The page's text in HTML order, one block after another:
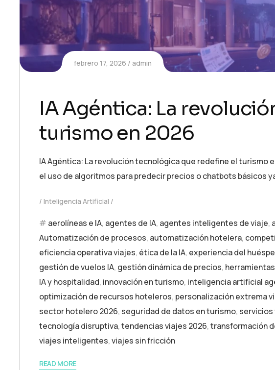
febrero 17, 2026 admin
IA Agéntica: La
turismo en 2026
IA Agéntica: La revolución tecnológica que redefine el turismo
el uso de algoritmos para predecir precios o chatbots básicos
Inteligencia Artificial
aerolíneas e IA, agentes de IA, agentes inteligentes de viaje,
Automatización de procesos, automatización hotelera,
eficiencia operativa viajes, ética de la IA, experiencia del
gestión de vuelos IA, gestión dinámica de precios,
IA y hospitalidad, innovación en turismo, inteligencia artificial
optimización de recursos hoteleros, personalización extrema
sector hotelero 2026, seguridad de datos en turismo,
tecnología disruptiva,tendencias viajes 2026,transformación
viajes inteligentes,viajes sin fricción
READ MORE